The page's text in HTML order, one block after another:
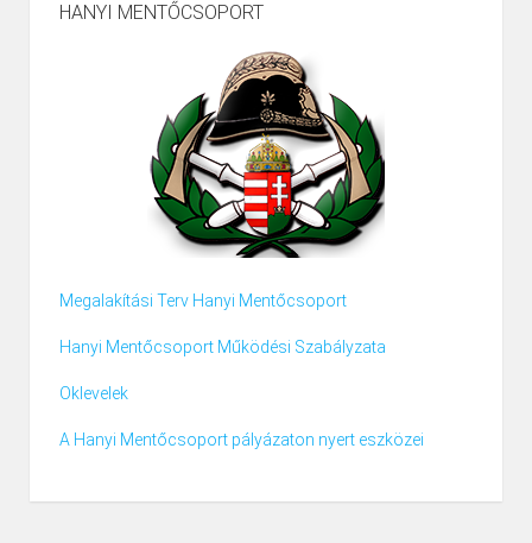
HANYI MENTŐCSOPORT
Megalakítási Terv Hanyi Mentőcsoport
Hanyi Mentőcsoport Működési Szabályzata
Oklevelek
A Hanyi Mentőcsoport pályázaton nyert eszközei